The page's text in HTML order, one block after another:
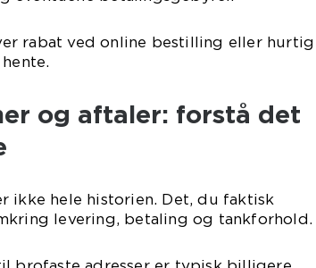
rabat ved online bestilling eller hurtig
og aftaler: forstå det
hele historien. Det, du faktisk
levering, betaling og tankforhold.